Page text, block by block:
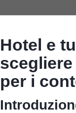
Hotel e
per i